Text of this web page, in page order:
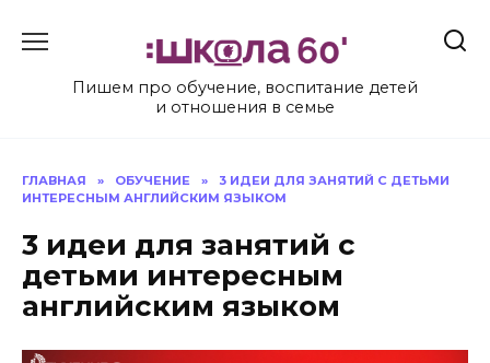
Пишем про обучение, воспитание детей
и отношения в семье
ГЛАВНАЯ » ОБУЧЕНИЕ »
3 ИДЕИ ДЛЯ ЗАНЯТИЙ С ДЕТЬМИ
ИНТЕРЕСНЫМ АНГЛИЙСКИМ ЯЗЫКОМ
3 идеи для занятий с
детьми интересным
английским языком